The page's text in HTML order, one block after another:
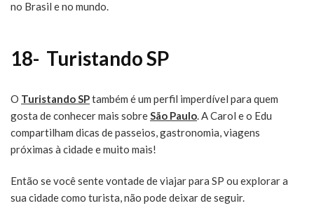
no Brasil e no mundo.
18- Turistando SP
O Turistando SPtambém é um perfil imperdível para quem
gosta de conhecer mais sobreSão Paulo. A Carol e o Edu
compartilham dicas de passeios, gastronomia, viagens
próximas à cidade e muito mais!
Então se você sente vontade de viajar para SP ou explorar a
sua cidade como turista, não pode deixar de seguir.